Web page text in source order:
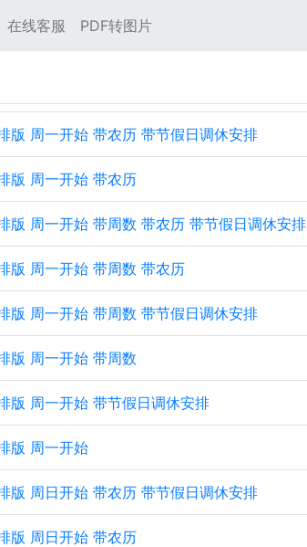
在线客服 PDF转图片
版 周一开始 带农历 带节假日调休安排
版 周一开始 带农历
版 周一开始 带周数 带农历 带节假日调休安排
版 周一开始 带周数 带农历
版 周一开始 带周数 带节假日调休安排
版 周一开始 带周数
版 周一开始 带节假日调休安排
版 周一开始
版 周日开始 带农历 带节假日调休安排
版 周日开始 带农历